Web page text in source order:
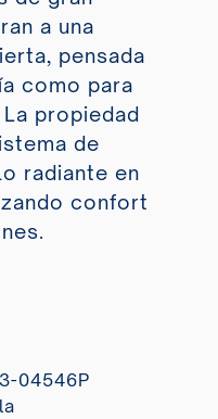
a una
pensada
como para
propiedad
de
radiante en
confort
04546P